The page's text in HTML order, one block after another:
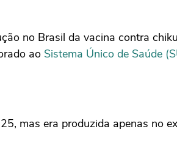
no Brasil da vacina contra
ao Sistema Único de Saúde
mas era produzida apenas no